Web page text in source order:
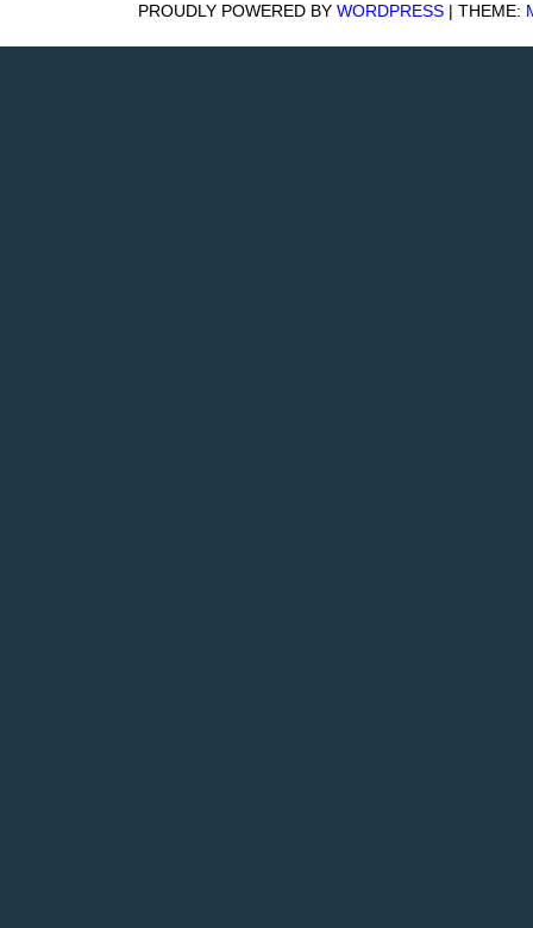
PROUDLY POWERED BY WORDPRESS | THEME: